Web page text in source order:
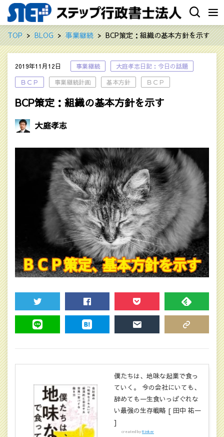
TOP BLOG 事業継続 BCP策定：組織の基本方針を示す
2019年11月12日 事業継続
大庭孝志日記：今日の話題
ＢＣＰ
事業継続計画 基本方針 ＢＣＰ
BCP策定：組織の基本方針を示す
大庭孝志
TWEET SHARE POCKET FEEDLY
僕たちは、地味な起業で食っ
ていく。 今の会社にいても、
辞めても一生食いっぱぐれな
い最強の生存戦略 [ 田中 祐一
]
created byRinker